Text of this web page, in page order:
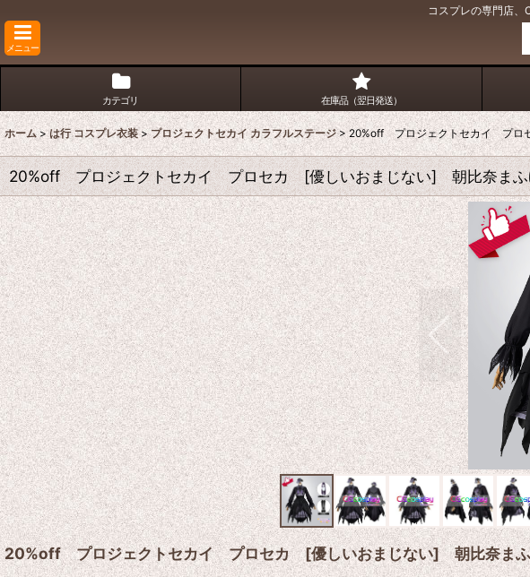
コスプレの専門店
メニュー
カテゴリ 在庫品（翌日発送）
ホーム > は行 コスプレ衣装 > プロジェクトセカイ カラフルステージ > 20%off プロジェクトセカイ プロ
20%off プロジェクトセカイ プロセカ [優しいおまじない] 朝比奈ま
20%off プロジェクトセカイ プロセカ [優しいおまじない] 朝比奈ま